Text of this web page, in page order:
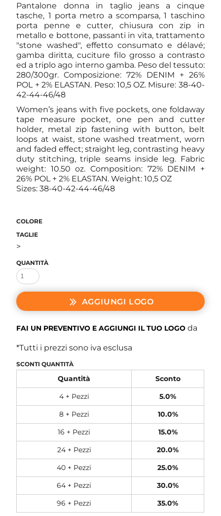
Pantalone donna in taglio jeans a cinque
tasche, 1 porta metro a scomparsa, 1 taschino
porta penne e cutter, chiusura con zip in
metallo e bottone, passanti in vita, trattamento
"stone washed", effetto consumato e délavé;
gamba diritta, cuciture filo grosso a contrasto
ed a triplo ago interno gamba. Peso del tessuto:
280/300gr. Composizione: 72% DENIM + 26%
POL + 2% ELASTAN. Peso: 10,5 OZ. Misure: 38-40-
42-44-46/48
Women’s jeans with five pockets, one foldaway
tape measure pocket, one pen and cutter
holder, metal zip fastening with button, belt
loops at waist, stone washed treatment, worn
and faded effect; straight leg, contrasting heavy
duty stitching, triple seams inside leg. Fabric
weight: 10.50 oz. Composition: 72% DENIM +
26% POL + 2% ELASTAN. Weight: 10,5 OZ
Sizes: 38-40-42-44-46/48
COLORE
TAGLIE
>
QUANTITÀ
AGGIUNGI LOGO
FAI UN PREVENTIVO E AGGIUNGI IL TUO LOGO da
*Tutti i prezzi sono iva esclusa
SCONTI QUANTITÀ
Quantità
Sconto
4 + Pezzi
5.0%
8 + Pezzi
10.0%
16 + Pezzi
15.0%
24 + Pezzi
20.0%
40 + Pezzi
25.0%
64 + Pezzi
30.0%
96 + Pezzi
35.0%